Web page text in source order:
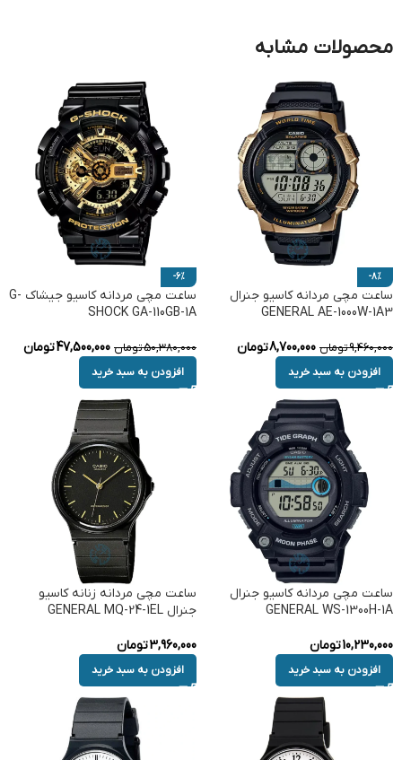
محصولات مشابه
-8%
ساعت مچی مردانه کاسیو جنرال
GENERAL AE-1000W-1A3
9,460,000تومان 8,700,000تومان
افزودن به سبد خرید
-6%
ساعت مچی مردانه کاسیو جیشاک G-
SHOCK GA-110GB-1A
50,380,000تومان 47,500,000تومان
افزودن به سبد خرید
ساعت مچی مردانه کاسیو جنرال
GENERAL WS-1300H-1A
10,230,000تومان
افزودن به سبد خرید
ساعت مچی مردانه زنانه کاسیو
جنرال GENERAL MQ-24-1EL
3,960,000تومان
افزودن به سبد خرید